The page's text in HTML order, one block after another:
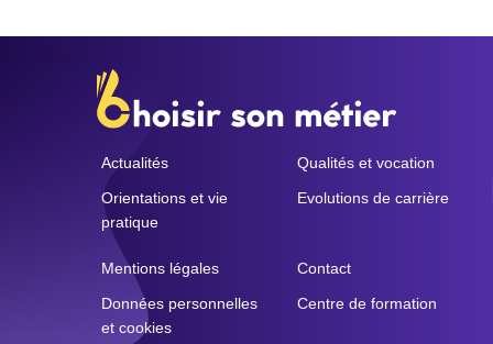
Actualités
Orientations et vie
pratique
Qualités et vocation
Evolutions de carrière
Mentions légales
Données personnelles
et cookies
Contact
Centre de formation